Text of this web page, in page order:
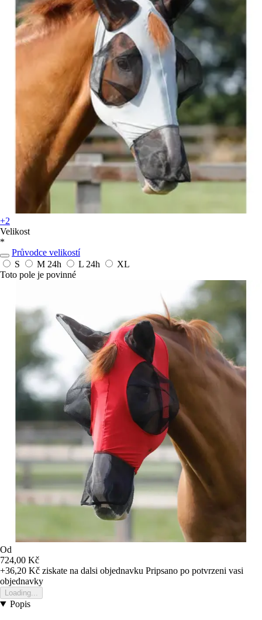
+2
Velikost
*
Průvodce velikostí
S
M 24h L 24h
XL
Toto pole je povinné
Od
724,00 Kč
+36,20 Kč ziskate na dalsi objednavku Pripsano po potvrzeni vasi
objednavky
Loading...
Popis